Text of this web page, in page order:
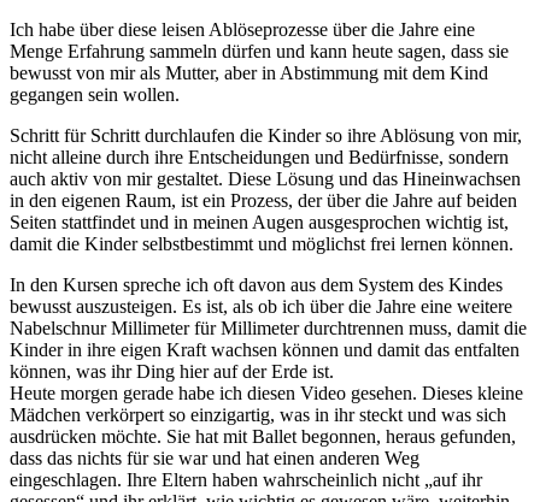
Ich habe über diese leisen Ablöseprozesse über die Jahre eine
Menge Erfahrung sammeln dürfen und kann heute sagen, dass sie
bewusst von mir als Mutter, aber in Abstimmung mit dem Kind
gegangen sein wollen.
Schritt für Schritt durchlaufen die Kinder so ihre Ablösung von mir,
nicht alleine durch ihre Entscheidungen und Bedürfnisse, sondern
auch aktiv von mir gestaltet. Diese Lösung und das Hineinwachsen
in den eigenen Raum, ist ein Prozess, der über die Jahre auf beiden
Seiten stattfindet und in meinen Augen ausgesprochen wichtig ist,
damit die Kinder selbstbestimmt und möglichst frei lernen können.
In den Kursen spreche ich oft davon aus dem System des Kindes
bewusst auszusteigen. Es ist, als ob ich über die Jahre eine weitere
Nabelschnur Millimeter für Millimeter durchtrennen muss, damit die
Kinder in ihre eigen Kraft wachsen können und damit das entfalten
können, was ihr Ding hier auf der Erde ist.
Heute morgen gerade habe ich diesen Video gesehen. Dieses kleine
Mädchen verkörpert so einzigartig, was in ihr steckt und was sich
ausdrücken möchte. Sie hat mit Ballet begonnen, heraus gefunden,
dass das nichts für sie war und hat einen anderen Weg
eingeschlagen. Ihre Eltern haben wahrscheinlich nicht „auf ihr